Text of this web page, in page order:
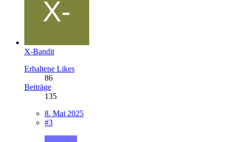
X-Bandit
Erhaltene Likes
86
Beiträge
135
8. Mai 2025
#3